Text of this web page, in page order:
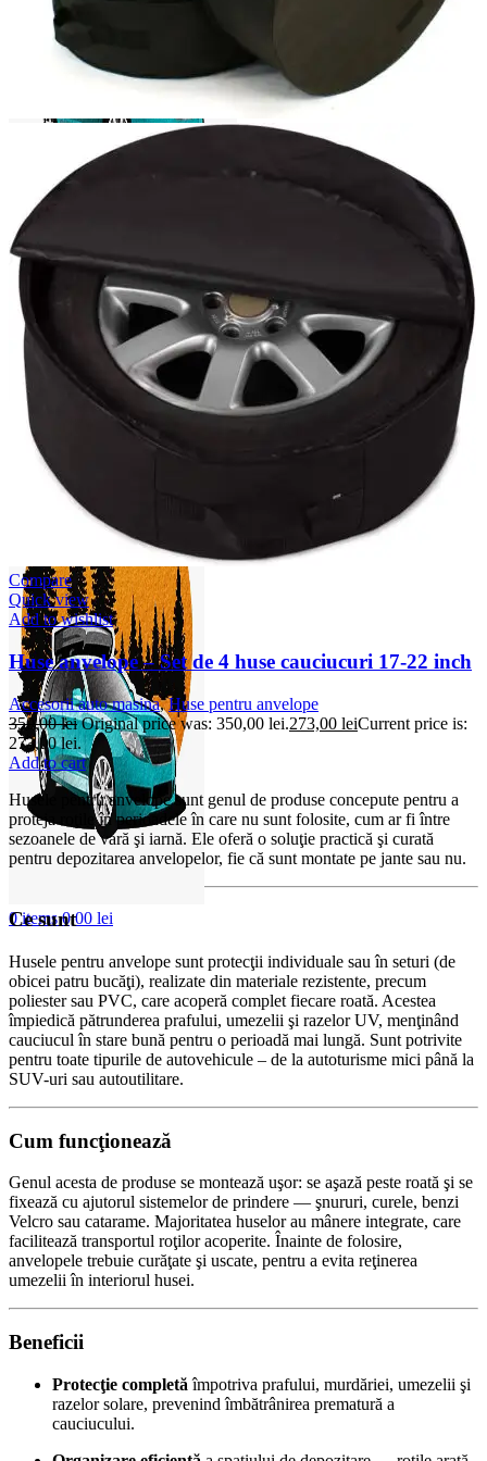
Login / Register
Search
Wishlist
items 0,00lei
0items 0,00 lei
Compare
Quick view
Add to wishlist
Huse anvelope – Set de 4 huse cauciucuri 17-22 inch
Accesorii auto masina,Huse pentru anvelope
350,00lei Original price was: 350,00 lei.273,00 leiCurrent price is:
273,00 lei.
Add to cart
Husele pentru anvelope sunt genul de produse concepute pentru a
proteja roţile în perioadele în care nu sunt folosite, cum ar fi între
sezoanele de vară şi iarnă. Ele oferă o soluţie practică şi curată
pentru depozitarea anvelopelor, fie că sunt montate pe jante sau nu.
Ce sunt
Husele pentru anvelope sunt protecţii individuale sau în seturi (de
obicei patru bucăţi), realizate din materiale rezistente, precum
poliester sau PVC, care acoperă complet fiecare roată. Acestea
împiedică pătrunderea prafului, umezelii şi razelor UV, menţinând
cauciucul în stare bună pentru o perioadă mai lungă. Sunt potrivite
pentru toate tipurile de autovehicule – de la autoturisme mici până la
SUV-uri sau autoutilitare.
Cum funcţionează
Genul acesta de produse se montează uşor: se aşază peste roată şi se
fixează cu ajutorul sistemelor de prindere — şnururi, curele, benzi
Velcro sau catarame. Majoritatea huse­lor au mânere integrate, care
facilitează transportul roţilor acoperite. Înainte de folosire,
anvelopele trebuie curăţate şi uscate, pentru a evita reţinerea
umezelii în interiorul husei.
Beneficii
Protecţie completă împotriva prafului, murdăriei, umezelii şi
razelor solare, prevenind îmbătrânirea prematură a
cauciucului.